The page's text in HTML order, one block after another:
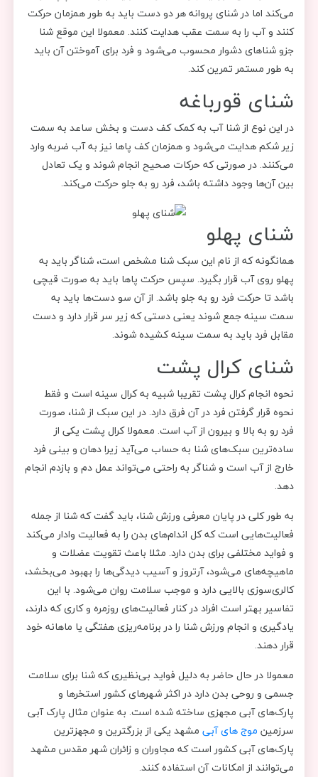
می‌کند اما در شنای پروانه هر دو دست باید به طور همزمان حرکت
کنند و آب را به سمت عقب هدایت کنند. معمولا این موقع شنا
جزو شناهای دشوار محسوب می‌شود و فرد برای آموختن آن باید
به طور مستمر تمرین کند.
شنای قورباغه
در این نوع از شنا آب به کمک کف دست و بخش ساعد به سمت
زیر شکم هدایت می‌شود و همزمان کف پاها نیز به آب ضربه وارد
می‌کنند. در صورتی که حرکات صحیح انجام شوند و یک تعادل
بین آن‌ها وجود داشته باشد، فرد رو به جلو حرکت می‌کند.
شنای پهلو
همانگونه که از نام این سبک شنا مشخص است، شناگر باید به
پهلو روی آب قرار بگیرد. سپس حرکت پاها باید به صورت قیچی
باشد تا حرکت فرد رو به جلو باشد. از آن سو دست‌ها باید به
سمت سینه جمع شوند یعنی دستی که زیر سر قرار دارد و دست
مقابل فرد باید به سمت سینه کشیده شوند.
شنای کرال پشت
نحوه انجام کرال پشت تقریبا شبیه به کرال سینه است و فقط
نحوه قرار گرفتن فرد در آن فرق دارد. در این سبک از شنا، صورت
فرد رو به بالا و بیرون از آب است. معمولا کرال پشت یکی از
ساده‌ترین سبک‌های شنا به حساب می‌آید زیرا دهان و بینی فرد
خارج از آب است و شناگر به راحتی می‌تواند عمل دم و بازدم انجام
دهد.
به طور کلی در پایان معرفی ورزش شنا، باید گفت که شنا از جمله
فعالیت‌هایی است که کل اندام‌های بدن را به فعالیت وادار می‌کند
و فواید مختلفی برای بدن دارد. مثلا باعث تقویت عضلات و
ماهیچه‌های می‌شود، آرتروز و آسیب دیدگی‌ها را بهبود می‌بخشد،
کالری‌سوزی بالایی دارد و موجب سلامت روان می‌شود. با این
تفاسیر بهتر است افراد در کنار فعالیت‌های روزمره‌ و کاری که دارند،
یادگیری و انجام ورزش شنا را در برنامه‌ریزی هفتگی یا ماهانه خود
قرار دهند.
معمولا در حال حاضر به دلیل فواید بی‌نظیری که شنا برای سلامت
جسمی و روحی بدن دارد در اکثر شهرهای کشور استخرها و
پارک‌های آبی مجهزی ساخته شده است. به عنوان مثال پارک آبی
سرزمین موج های آبی مشهد یکی از بزرگترین و مجهزترین
پارک‌های آبی کشور است که مجاوران و زائران شهر مقدس مشهد
می‌توانند از امکانات آن استفاده کنند.